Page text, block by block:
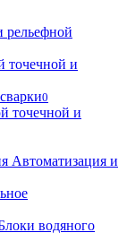
рельефной
точечной и
0
точечной и
Автоматизация и
водяного